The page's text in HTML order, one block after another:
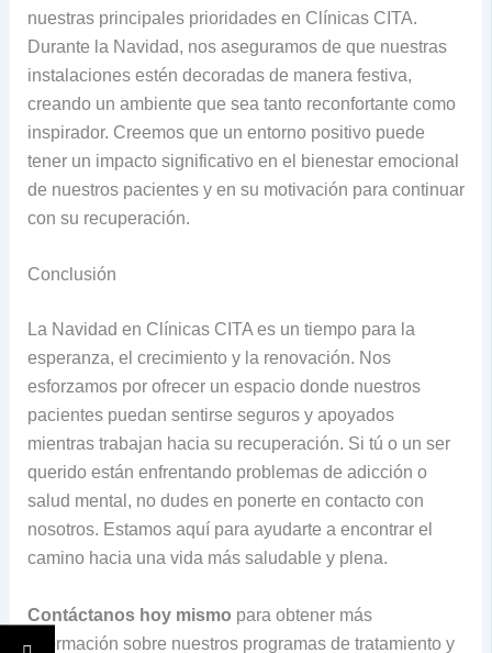
nuestras principales prioridades en Clínicas CITA.
Durante la Navidad, nos aseguramos de que nuestras
instalaciones estén decoradas de manera festiva,
creando un ambiente que sea tanto reconfortante como
inspirador. Creemos que un entorno positivo puede
tener un impacto significativo en el bienestar emocional
de nuestros pacientes y en su motivación para continuar
con su recuperación.
Conclusión
La Navidad en Clínicas CITA es un tiempo para la
esperanza, el crecimiento y la renovación. Nos
esforzamos por ofrecer un espacio donde nuestros
pacientes puedan sentirse seguros y apoyados
mientras trabajan hacia su recuperación. Si tú o un ser
querido están enfrentando problemas de adicción o
salud mental, no dudes en ponerte en contacto con
nosotros. Estamos aquí para ayudarte a encontrar el
camino hacia una vida más saludable y plena.
Contáctanos hoy mismo para obtener más
información sobre nuestros programas de tratamiento y